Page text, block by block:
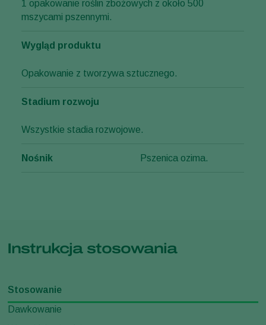
1 opakowanie roślin zbożowych z około 500
mszycami pszennymi.
Wygląd produktu
Opakowanie z tworzywa sztucznego.
Stadium rozwoju
Wszystkie stadia rozwojowe.
Nośnik Pszenica ozima.
Instrukcja stosowania
Stosowanie
Dawkowanie